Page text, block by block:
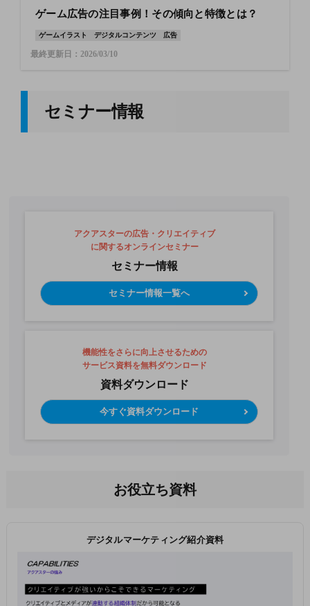
ゲーム広告の注目事例！その傾向と特徴とは？
ゲームイラスト デジタルコンテンツ 広告
最終更新日：2026/03/10
セミナー情報
アクアスターの広告・クリエイティブ
に関するオンラインセミナー
セミナー情報
セミナー情報一覧へ
機能性をさらに向上させるための
サービス資料を無料ダウンロード
資料ダウンロード
今すぐ資料ダウンロード
お役立ち資料
デジタルマーケティング紹介資料